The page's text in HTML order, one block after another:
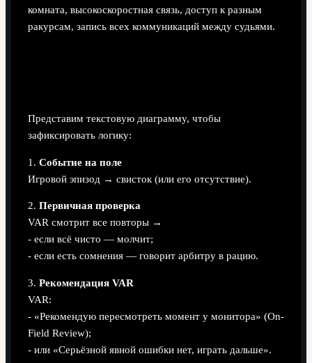
комната, высокоскоростная связь, доступ к разным
ракурсам, запись всех коммуникаций между судьями.
Представим текстовую диаграмму, чтобы
зафиксировать логику:
1. Событие на поле
Игровой эпизод → свисток (или его отсутствие).
2. Первичная проверка
VAR смотрит все повторы →
- если всё чисто — молчит;
- если есть сомнения — говорит арбитру в рацию.
3. Рекомендация VAR
VAR:
- «Рекомендую пересмотреть момент у монитора» (On-
Field Review);
- или «Серьёзной явной ошибки нет, играть дальше».